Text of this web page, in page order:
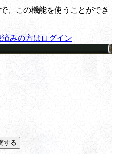
、この機能を使うことができ
済みの方はログイン
する